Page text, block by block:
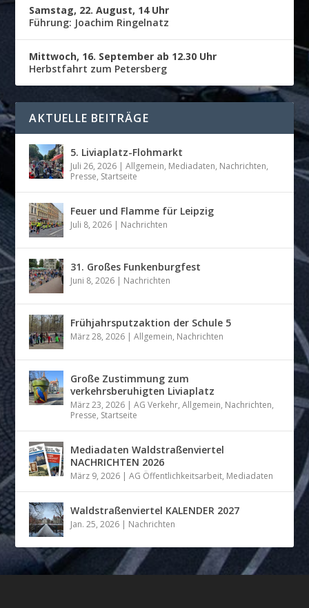
Samstag, 22. August, 14 Uhr
Führung: Joachim Ringelnatz
Mittwoch, 16. September ab 12.30 Uhr
Herbstfahrt zum Petersberg
AKTUELLE BEITRÄGE
5. Liviaplatz-Flohmarkt
Juli 26, 2026 |Allgemein, Mediadaten, Nachrichten,
Presse, Startseite
Feuer und Flamme für Leipzig
Juli 8, 2026 | Nachrichten
31. Großes Funkenburgfest
Juni 8, 2026 | Nachrichten
Frühjahrsputzaktion der Schule 5
März 28, 2026 |Allgemein, Nachrichten
Große Zustimmung zum
verkehrsberuhigten Liviaplatz
März 23, 2026 |AG Verkehr,Allgemein, Nachrichten,
Presse, Startseite
Mediadaten Waldstraßenviertel
NACHRICHTEN 2026
März 9, 2026 |AG Öffentlichkeitsarbeit, Mediadaten
Waldstraßenviertel KALENDER 2027
Jan. 25, 2026 | Nachrichten